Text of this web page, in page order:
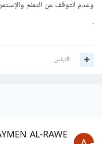
وعدم التوقف عن التعلم
اقتباس
AL-RAWE